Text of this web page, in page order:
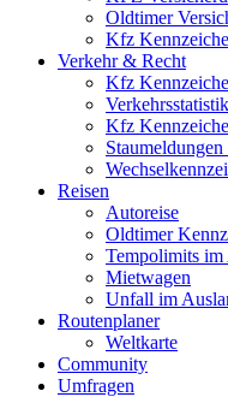
Oldtimer
Kfz
Verkehr & Recht
Kfz
Kfz
Reisen
Autoreise
Oldtimer
Tempolimits im
Mietwagen
Unfall im
Routenplaner
Weltkarte
Community
Umfragen